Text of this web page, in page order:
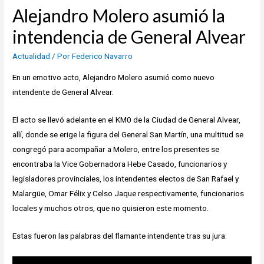
Alejandro Molero asumió la
intendencia de General Alvear
Actualidad / PorFederico Navarro
En un emotivo acto, Alejandro Molero asumió como nuevo
intendente de General Alvear.
El acto se llevó adelante en el KM0 de la Ciudad de General Alvear,
allí, donde se erige la figura del General San Martín, una multitud se
congregó para acompañar a Molero, entre los presentes se
encontraba la Vice Gobernadora Hebe Casado, funcionarios y
legisladores provinciales, los intendentes electos de San Rafael y
Malargüe, Omar Félix y Celso Jaque respectivamente, funcionarios
locales y muchos otros, que no quisieron este momento.
Estas fueron las palabras del flamante intendente tras su jura: